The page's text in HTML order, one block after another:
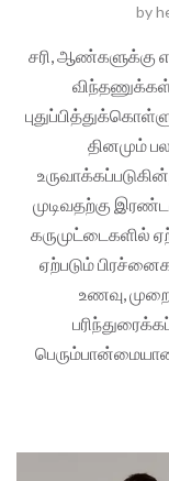
by
சரி, ஆண்களுக்கு
தினமும்
முடிவதற்கு
கருமுட்டைகளில்
ஏற்படும்
உணவு,